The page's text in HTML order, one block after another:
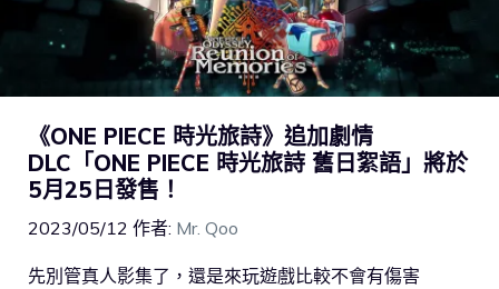
《ONE PIECE 時光旅詩》追加劇情
DLC「ONE PIECE 時光旅詩 舊日絮語」將於
5月25日發售！
2023/05/12 作者: Mr. Qoo
先別管真人影集了，還是來玩遊戲比較不會有傷害